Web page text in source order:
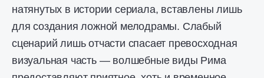
натянутых в истории сериала, вставлены лишь
для создания ложной мелодрамы. Слабый
сценарий лишь отчасти спасает превосходная
визуальная часть — волшебные виды Рима